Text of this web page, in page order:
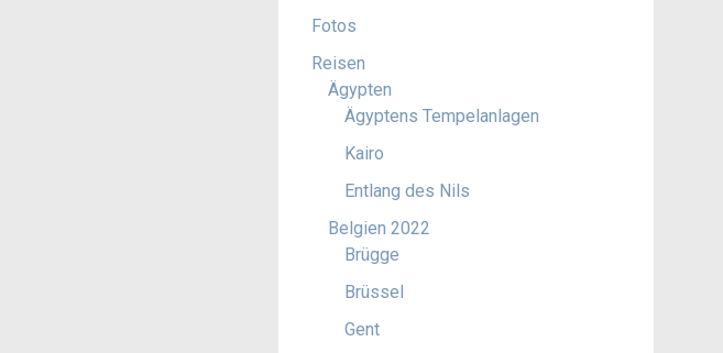
Fotos
Reisen
Ägypten
Ägyptens Tempelanlagen
Kairo
Entlang des Nils
Belgien 2022
Brügge
Brüssel
Gent